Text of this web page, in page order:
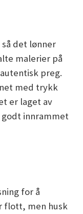
det lønner
malerier på
preg.
med trykk
er laget av
innrammet
for å
flott, men husk